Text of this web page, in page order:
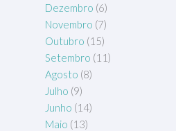
Dezembro (6)
Novembro (7)
Outubro (15)
Setembro (11)
Agosto (8)
Julho (9)
Junho (14)
Maio (13)